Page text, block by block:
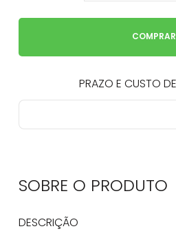
COMPRAR
SOBRE O PRODUTO
DESCRIÇÃO